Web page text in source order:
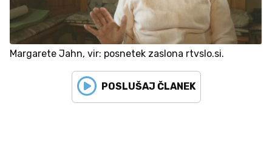
Margarete Jahn, vir: posnetek zaslona rtvslo.si.
POSLUŠAJ ČLANEK